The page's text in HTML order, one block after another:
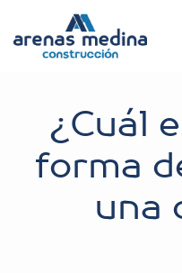
¿Cuál
forma
una